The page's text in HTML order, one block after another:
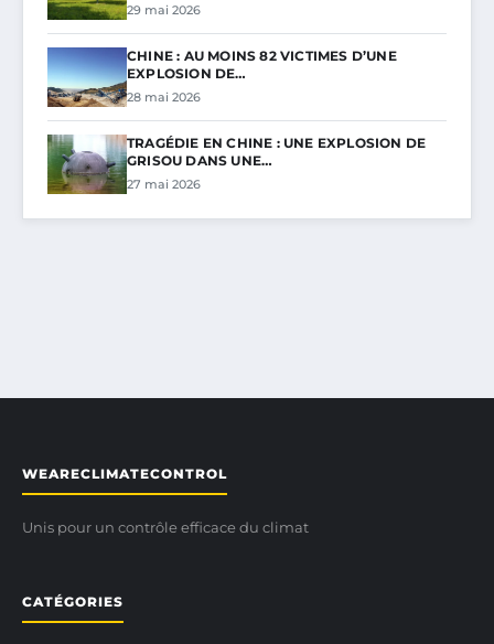
29 mai 2026
CHINE : AU MOINS 82 VICTIMES D’UNE
EXPLOSION DE…
28 mai 2026
TRAGÉDIE EN CHINE : UNE EXPLOSION DE
GRISOU DANS UNE…
27 mai 2026
WEARECLIMATECONTROL
Unis pour un contrôle efficace du climat
CATÉGORIES